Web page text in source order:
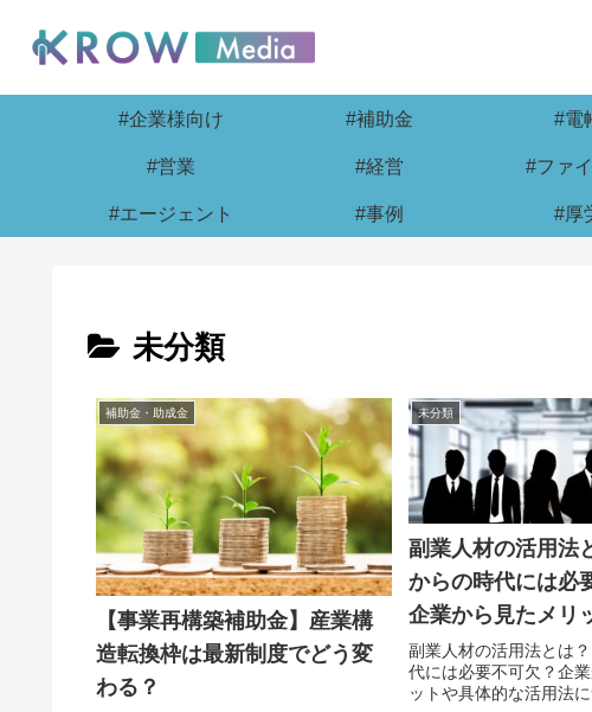
#企業様向け #補助金 #電
#営業 #経営 #ファ
#エージェント #事例 #厚
未分類
補助金・助成金
【事業再構築補助金】産業構
造転換枠は最新制度でどう変
わる？
未分類
副業人材の活用法
からの時代には必
企業から見たメリ
的な活用法につい
副業人材の活用法とは
代には必要不可欠？企
ットや具体的な活用法